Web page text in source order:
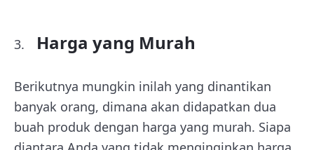
Harga yang Murah
Berikutnya mungkin inilah yang dinantikan
banyak orang, dimana akan didapatkan dua
buah produk dengan harga yang murah. Siapa